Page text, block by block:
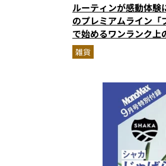
ルーティンが感動体
のプレミアムライン「
で始めるワンランク上
慣
雑貨